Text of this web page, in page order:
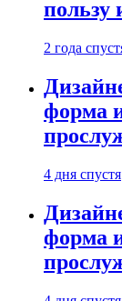
пользу
2 года
форма
4 дня спустя
форма